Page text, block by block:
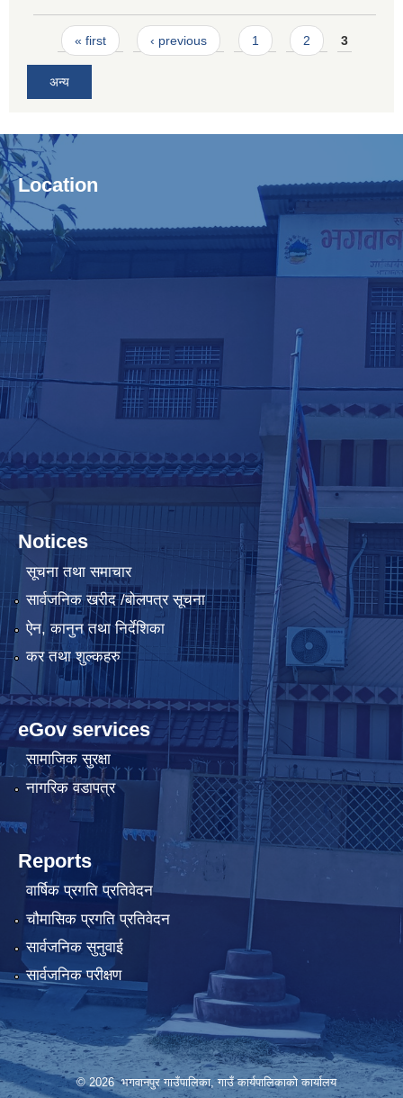
Pages
« first ‹ previous 1 2 3
अन्य
Location
Notices
सूचना तथा समाचार
सार्वजनिक खरीद /बोलपत्र सूचना
ऐन, कानुन तथा निर्देशिका
कर तथा शुल्कहरु
eGov services
सामाजिक सुरक्षा
नागरिक वडापत्र
Reports
वार्षिक प्रगति प्रतिवेदन
चौमासिक प्रगति प्रतिवेदन
सार्वजनिक सुनुवाई
सार्वजनिक परीक्षण
© 2026 भगवानपुर गाउँपालिका, गाउँ कार्यपालिकाको कार्यालय